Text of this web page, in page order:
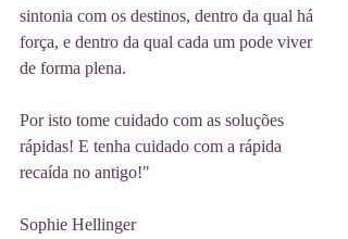
sintonia com os destinos, dentro da qual há
força, e dentro da qual cada um pode viver
de forma plena.
Por isto tome cuidado com as soluções
rápidas! E tenha cuidado com a rápida
recaída no antigo!"
Sophie Hellinger